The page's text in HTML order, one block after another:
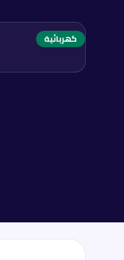
كهربائية